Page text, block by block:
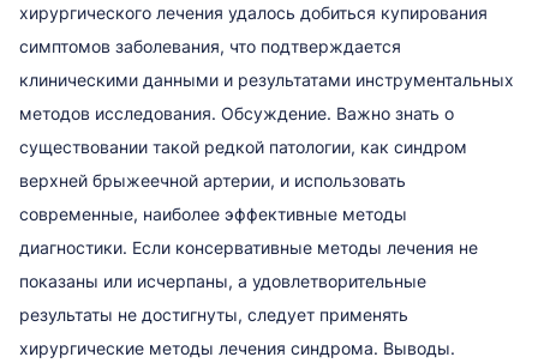
хирургического лечения удалось добиться купирования
симптомов заболевания, что подтверждается
клиническими данными и результатами инструментальных
методов исследования. Обсуждение. Важно знать о
существовании такой редкой патологии, как синдром
верхней брыжеечной артерии, и использовать
современные, наиболее эффективные методы
диагностики. Если консервативные методы лечения не
показаны или исчерпаны, а удовлетворительные
результаты не достигнуты, следует применять
хирургические методы лечения синдрома. Выводы.